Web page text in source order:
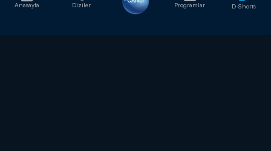
Anasayfa Diziler Programlar D-Shorts